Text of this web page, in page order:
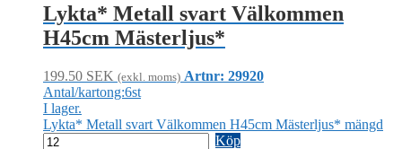
Lykta* Metall svart Välkommen
H45cm Mästerljus*
199.50 SEK (exkl. moms) Artnr: 29920
Antal/kartong:6st
I lager.
Lykta* Metall svart Välkommen H45cm Mästerljus* mängd
Köp